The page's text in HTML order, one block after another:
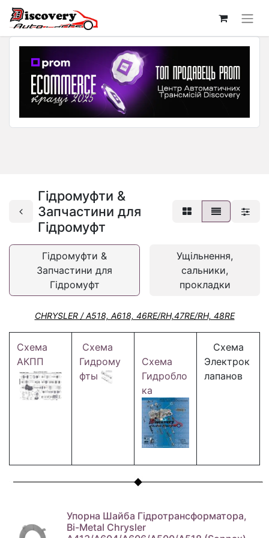
Гідромуфти &
Запчастини для
Гідромуфт
Гідромуфти &
Запчастини для
Гідромуфт
Ущільнення,
сальники,
прокладки
CHRYSLER / A518, A618, 46RE/RH,47RE/RH, 48RE
Схема
АКПП
Схема
Гидрому
фты
Схема
Гидробло
ка
Схема
Электрок
лапанов
Упорна Шайба Гідротрансформатора,
Bi-Metal Chrysler